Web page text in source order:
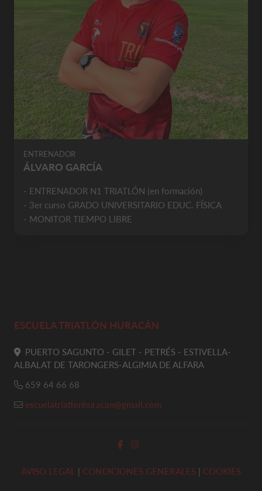
ENTRENADOR
ÁLVARO GARCÍA
- ENTRENADOR N1 TRIATLÓN (en formación)
- 3er curso GRADO UNIVERSITARIO EDUC. FÍSICA
- MONITOR TIEMPO LIBRE
ESCUELA TRIATLÓN HURACÁN
PUERTO SAGUNTO - GILET - PETRÉS - ESTIVELLA-
ALBALAT DE TARONGERS-ALGIMIA DE ALFARA
659 64 66 68
escuelatriatlonhuracan@gmail.com
AVISO LEGAL | CONDICIONES GENERALES | COOKIES